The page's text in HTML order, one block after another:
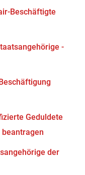
Beschäftigte
-
Geduldete
der